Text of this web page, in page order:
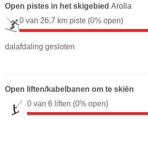
Open pistes in het skigebied Arolla
0 van 26,7 km piste (0% open)
dalafdaling gesloten
Open liften/kabelbanen om te skiën
0 van 6 liften (0% open)